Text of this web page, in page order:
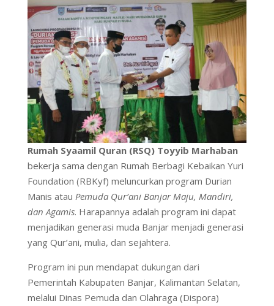
Rumah Syaamil Quran (RSQ) Toyyib Marhaban
bekerja sama dengan Rumah Berbagi Kebaikan Yuri
Foundation (RBKyf) meluncurkan program Durian
Manis atau Pemuda Qur’ani Banjar Maju, Mandiri,
dan Agamis. Harapannya adalah program ini dapat
menjadikan generasi muda Banjar menjadi generasi
yang Qur’ani, mulia, dan sejahtera.
Program ini pun mendapat dukungan dari
Pemerintah Kabupaten Banjar, Kalimantan Selatan,
melalui Dinas Pemuda dan Olahraga (Dispora)